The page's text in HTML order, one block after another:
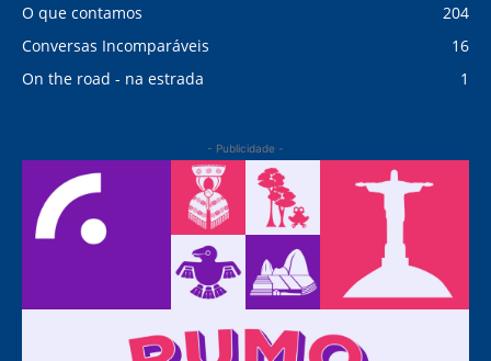
O que contamos
204
Conversas Incomparáveis
16
On the road - na estrada
1
- Publicidade -